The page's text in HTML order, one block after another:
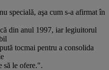
specială, aşa cum s-a afirmat în
din anul 1997, iar legiuitorul
tocmai pentru a consolida
să le ofere.".